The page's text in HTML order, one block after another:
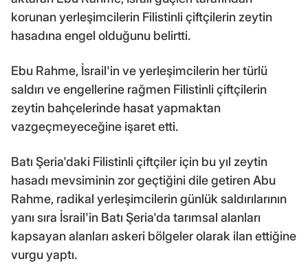
korunan yerleşimcilerin Filistinli çiftçilerin zeytin
hasadına engel olduğunu belirtti.
Ebu Rahme, İsrail'in ve yerleşimcilerin her türlü
saldırı ve engellerine rağmen Filistinli çiftçilerin
zeytin bahçelerinde hasat yapmaktan
vazgeçmeyeceğine işaret etti.
Batı Şeria'daki Filistinli çiftçiler için bu yıl zeytin
hasadı mevsiminin zor geçtiğini dile getiren Abu
Rahme, radikal yerleşimcilerin günlük saldırılarının
yanı sıra İsrail'in Batı Şeria'da tarımsal alanları
kapsayan alanları askeri bölgeler olarak ilan ettiğine
vurgu yaptı.